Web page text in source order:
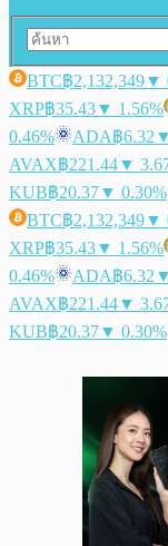
BTC฿2,132,349▼
XRP฿35.43▼ 1.56%
0.46%
ADA฿6.32
AVAX฿221.44▼
KUB฿20.37▼ 0.30%
BTC฿2,132,349▼
XRP฿35.43▼ 1.56%
0.46%
ADA฿6.32
AVAX฿221.44▼
KUB฿20.37▼ 0.30%